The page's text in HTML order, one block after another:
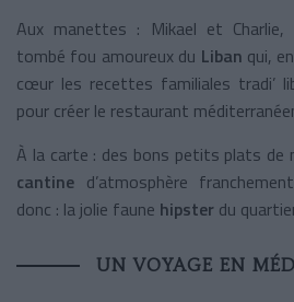
Aux manettes : Mikael et
tombé fou amoureux du Liban qui,
cœur les recettes familiales tradi’
pour créer le restaurant
À la carte : des bons petits plats de
cantine d’atmosphère
donc : la jolie faune hipster du
UN VOYAGE EN